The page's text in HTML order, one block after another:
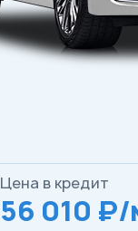
Цена в кредит
56 010